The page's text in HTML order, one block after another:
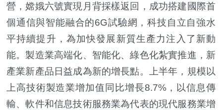
營，嫦娥六號實現月背採樣返回，成功搭建國際首
個通信與智能融合的6G試驗網，科技自立自強水
平持續提升，為加快發展新質生產力注入了新動
能。製造業高端化、智能化、綠色化紮實推進，新
產業新產品日益成為新的增長點。上半年，規模以
上高技術製造業增加值同比增長8.7%，以信息傳
輸、軟件和信息技術服務業為代表的現代服務業增